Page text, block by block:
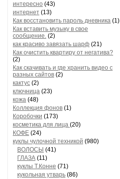
интересно (43)
интернет (13)
Как восстановить пароль дневника (1)
Как вставить музыку в свое
сообщение. (2)
как красиво завязать шарф (21)
Как очистить квартиру от негатива?
(2)
Как скачивать и где хранить видео с
разных сайтов (2)
кактус (2)
ключница (23)
кожа (48)
Коллекция фонов (1)
Коробочки (173)
косметика для лица (20)
КОФЕ (24)
куклы чулочной техникой (980)
ВОЛОСЫ (41)
ГЛАЗА (11)
куклы Т.Конне (71)
кукольная утварь (86)